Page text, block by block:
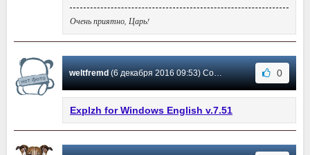
Очень приятно, Царь!
weltfremd(6 декабря 2016 09:53) Сообщение #42 0
Explzh for Windows English v.7.51